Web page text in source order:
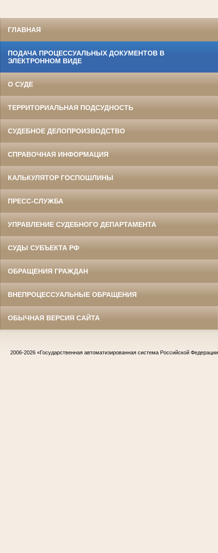
ГЛАВНАЯ
ПОДАЧА ПРОЦЕССУАЛЬНЫХ ДОКУМЕНТОВ В
ЭЛЕКТРОННОМ ВИДЕ
О СУДЕ
ТЕРРИТОРИАЛЬНАЯ ПОДСУДНОСТЬ
СУДЕБНОЕ ДЕЛОПРОИЗВОДСТВО
СПРАВОЧНАЯ ИНФОРМАЦИЯ
КАЛЬКУЛЯТОР ГОСПОШЛИНЫ
ПРЕСС-СЛУЖБА
УПРАВЛЕНИЕ СУДЕБНОГО ДЕПАРТАМЕНТА
СУДЫ СУБЪЕКТА РФ
ОБРАЩЕНИЯ ГРАЖДАН
ВНЕПРОЦЕССУАЛЬНЫЕ ОБРАЩЕНИЯ
ОБЫЧНАЯ ВЕРСИЯ САЙТА
2006-2026 «Государственная автоматизированная система Российской